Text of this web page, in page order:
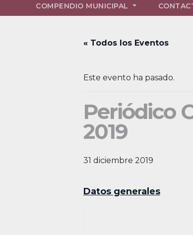
COMPENDIO MUNICIPAL
« Todos los Eventos
Este evento ha pasado.
Periódico
2019
31 diciembre 2019
Datos generales